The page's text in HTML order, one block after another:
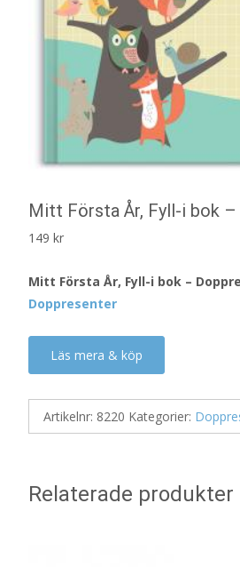
Mitt Första År, Fyll-i bok
149 kr
Mitt Första År, Fyll-i bok –
Doppresenter
Läs mera & köp
Artikelnr: 8220 Kategorier:
Relaterade produkter